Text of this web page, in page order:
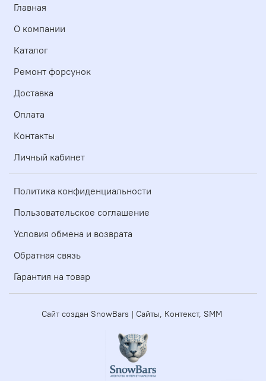
Главная
О компании
Каталог
Ремонт форсунок
Доставка
Оплата
Контакты
Личный кабинет
Политика конфиденциальности
Пользовательское соглашение
Условия обмена и возврата
Обратная связь
Гарантия на товар
Сайт создан SnowBars | Сайты, Контекст, SMM